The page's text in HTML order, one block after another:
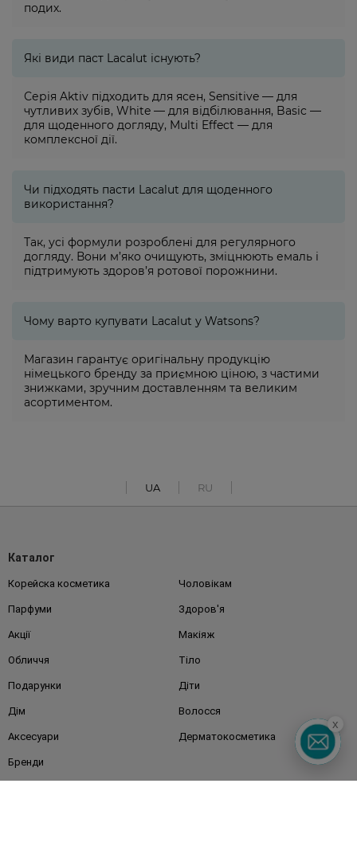
подих.
Які види паст Lacalut існують?
Серія Aktiv підходить для ясен, Sensitive — для
чутливих зубів, White — для відбілювання, Basic —
для щоденного догляду, Multi Effect — для
комплексної дії.
Чи підходять пасти Lacalut для щоденного
використання?
Так, усі формули розроблені для регулярного
догляду. Вони м’яко очищують, зміцнюють емаль і
підтримують здоров’я ротової порожнини.
Чому варто купувати Lacalut у Watsons?
Магазин гарантує оригінальну продукцію
німецького бренду за приємною ціною, з частими
знижками, зручним доставленням та великим
асортиментом.
UA RU
Каталог
Корейска косметика Чоловікам
Парфуми Здоров'я
Акції Макіяж
Обличчя Тіло
Подарунки Діти
Дім Волосся
Аксесуари Дерматокосметика
Бренди
x